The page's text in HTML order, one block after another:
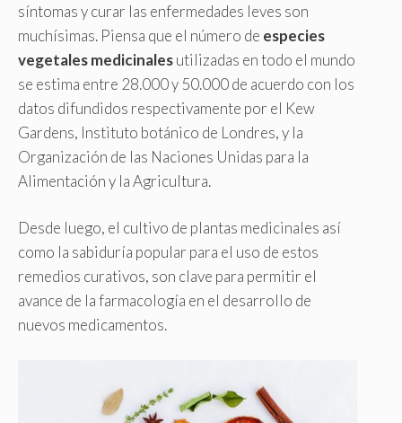
síntomas y curar las enfermedades leves son
muchísimas. Piensa que el número de especies
vegetales medicinalesutilizadas en todo el mundo
se estima entre 28.000 y 50.000 de acuerdo con los
datos difundidos respectivamente por el Kew
Gardens, Instituto botánico de Londres, y la
Organización de las Naciones Unidas para la
Alimentación y la Agricultura.
Desde luego, el cultivo de plantas medicinales así
como la sabiduría popular para el uso de estos
remedios curativos, son clave para permitir el
avance de la farmacología en el desarrollo de
nuevos medicamentos.